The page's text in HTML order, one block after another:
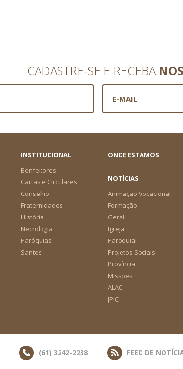
CADASTRE-SE E RECEBA
INSTITUCIONAL
Benfeitores
Cartas e Circulares
Conselho
Fraternidades
História
Necrologia
Paróquias
Santos
ONDE ESTAMOS
NOTÍCIAS
Animação Vocacional
Formação
Geral
Igreja
Paroquial
Projetos Sociais
Província
Missões
ALAC
JPIC
(61) 3242-2238 FEED DE